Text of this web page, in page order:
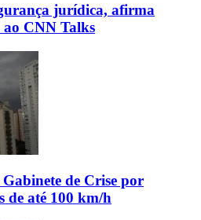
jurídica, afirma
CNN Talks
de Crise por
de até 100 km/h